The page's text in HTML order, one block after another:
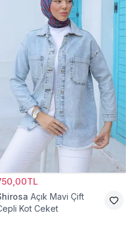
Açık Mavi Çift
Kot Ceket